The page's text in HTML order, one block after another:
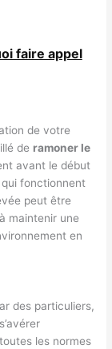
faire appel
de votre
de ramoner le
avant le début
fonctionnent
peut être
maintenir une
en
des particuliers,
les normes